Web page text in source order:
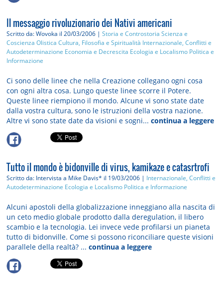
Il messaggio rivoluzionario dei Nativi americani
Scritto da: Wovoka il 20/03/2006 |Storia e Controstoria Scienza e
Coscienza Olistica Cultura, Filosofia e Spiritualità Internazionale, Conflitti e
Autodeterminazione Economia e Decrescita Ecologia e Localismo Politica e
Informazione
Ci sono delle linee che nella Creazione collegano ogni cosa
con ogni altra cosa. Lungo queste linee scorre il Potere.
Queste linee riempiono il mondo. Alcune vi sono state date
dalla vostra cultura, sono le istruzioni della vostra nazione.
Altre vi sono state date da visioni e sogni...continua a leggere
Tutto il mondo è bidonville di virus, kamikaze e catasrtrofi
Scritto da: Intervista a Mike Davis* il 19/03/2006 | Internazionale, Conflitti e
Autodeterminazione Ecologia e Localismo Politica e Informazione
Alcuni apostoli della globalizzazione inneggiano alla nascita di
un ceto medio globale prodotto dalla deregulation, il libero
scambio e la tecnologia. Lei invece vede profilarsi un pianeta
tutto di bidonville. Come si possono riconciliare queste visioni
parallele della realtà? ...continua a leggere